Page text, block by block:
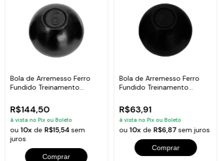
Bola de Arremesso Ferro
Fundido Treinamento
R$144,50
à vista no Pix ou Boleto
ou10x de R$15,54sem
juros
Comprar
Bola de Arremesso Ferro
Fundido Treinamento
R$63,91
à vista no Pix ou Boleto
ou10x de R$6,87sem juros
Comprar